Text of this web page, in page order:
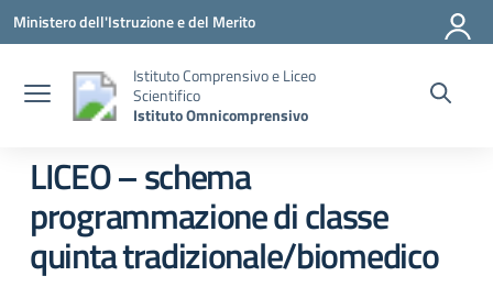
Vai ai contenuti
Vai al menu di navigazione
Vai al footer
Ministero dell'Istruzione e del Merito
Istituto Comprensivo e Liceo
Scientifico
Istituto Omnicomprensivo
LICEO – schema
programmazione di classe
quinta tradizionale/biomedico